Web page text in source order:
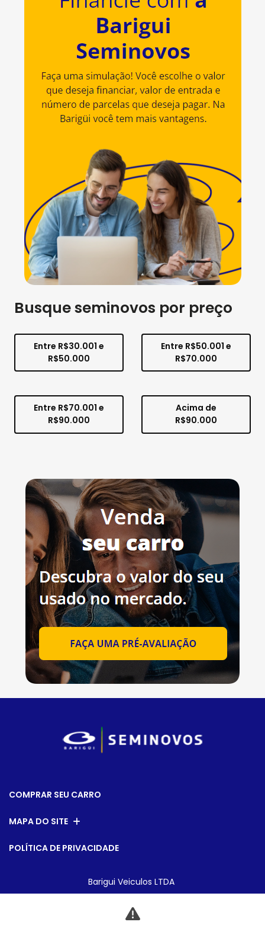
Busque seminovos por preço
Entre R$30.001 e
R$50.000
Entre R$50.001 e
R$70.000
Entre R$70.001 e
R$90.000
Acima de
R$90.000
COMPRAR SEU CARRO
MAPA DO SITE
POLÍTICA DE PRIVACIDADE
Barigui Veiculos LTDA